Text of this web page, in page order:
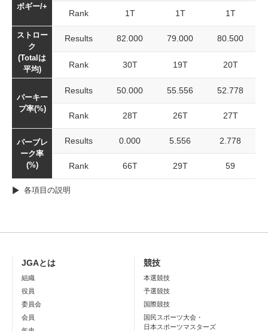
ボギー/+
Rank 1T 1T 1T
ストロー
ク
(Totalは
平均)
Results 82.000 79.000 80.500
Rank 30T 19T 20T
パーキー
プ率(%)
Results 50.000 55.556 52.778
Rank 28T 26T 27T
パーブレ
ーク率
(%)
Results 0.000 5.556 2.778
Rank 66T 29T 59
各項目の説明
JGAとは
組織
役員
委員会
会員
競技
本選競技
予選競技
国際競技
国民スポーツ大会・
日本スポーツマスターズ